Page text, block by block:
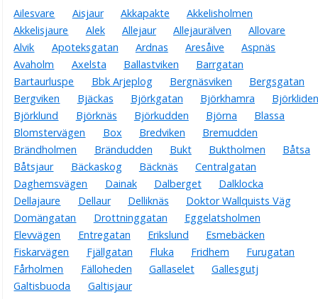
Ailesvare Aisjaur Akkapakte
Akkelisholmen
Akkelisjaure
Alek Allejaur Allejaurälven
Allovare
Alvik
Apoteksgatan Ardnas Aresåive
Aspnäs
Avaholm
Axelsta Ballastviken
Barrgatan
Bartaurluspe
Bbk Arjeplog Bergnäsviken
Bergsgatan
Bergviken
Bjäckas Björkgatan Björkhamra
Björklund
Björknäs Björkudden Björna
Blassa
Blomstervägen
Box Bredviken
Bremudden
Brändholmen
Brändudden Bukt Buktholmen
Båtsa
Båtsjaur
Bäckaskog Bäcknäs
Centralgatan
Daghemsvägen
Dainak Dalberget
Dalklocka
Dellajaure
Dellaur Delliknäs
Doktor Wallquists Väg
Domängatan
Drottninggatan
Eggelatsholmen
Elevvägen
Entregatan Erikslund
Esmebäcken
Fiskarvägen
Fjällgatan Fluka Fridhem
Furugatan
Fårholmen
Fälloheden Gallaselet
Gallesgutj
Galtisbuoda
Galtisjaur